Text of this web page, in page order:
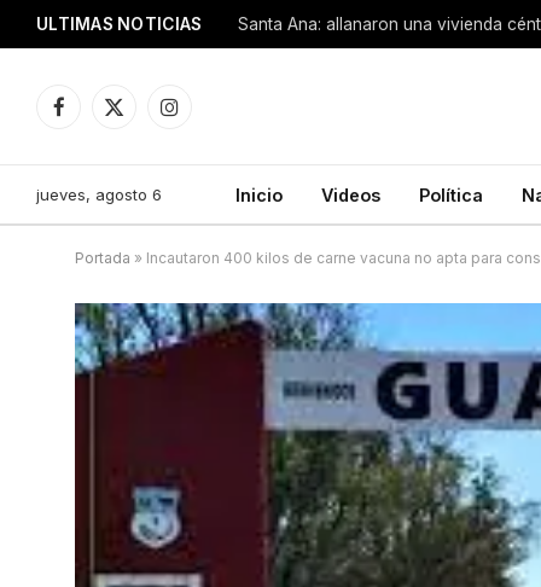
ULTIMAS NOTICIAS Santa Ana: allanaron una vivienda
Facebook
X
Instagram
jueves, agosto 6 Inicio Videos Política
Portada » Incautaron 400 kilos de carne vacuna no apta para